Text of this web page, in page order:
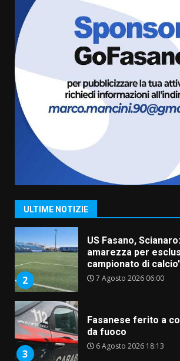
ULTIME NOTIZIE
La magia del
assoluta de
Belvedere. Il
6 Agosto 2026 06:15
“I Contestatori:
Rivoluzione”: nuovo
appuntamento con
Banda”
7 Agosto 2026 06:05
2
US Fasano,
amarezza per
3
Fasanese ferito a
da fuoco
6 Agosto 2026 18:13
4
Carta d’identità:
di aperture
Comune di Fasano
6 Agosto 2026 14:16